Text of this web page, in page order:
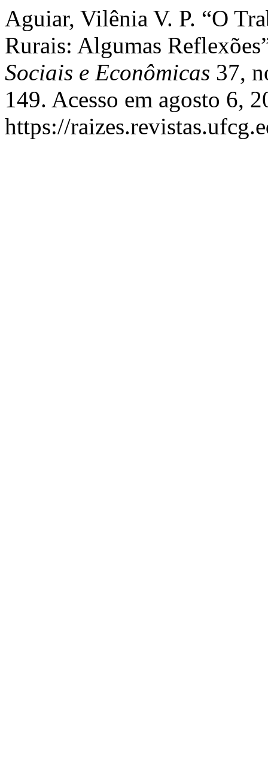
Aguiar, Vilênia V. P. “O
Rurais: Algumas
Sociais e Econômicas 37,
149. Acesso em agosto 6,
https://